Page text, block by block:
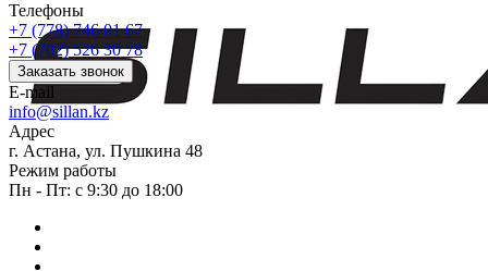
Телефоны
+7 (778) 746 01 67
+7 (702) 526 30 78
Заказать звонок
E-mail
info@sillan.kz
Адрес
г. Астана, ул. Пушкина 48
Режим работы
Пн - Пт: с 9:30 до 18:00